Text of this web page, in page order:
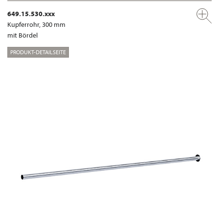
649.15.530.xxx
Kupferrohr, 300 mm
mit Bördel
PRODUKT-DETAILSEITE